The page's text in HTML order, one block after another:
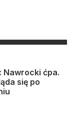
Nawrocki ćpa.
się po